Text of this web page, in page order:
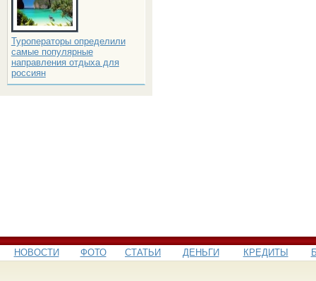
Туроператоры определили
самые популярные
направления отдыха для
россиян
НОВОСТИ ФОТО СТАТЬИ ДЕНЬГИ КРЕДИТЫ